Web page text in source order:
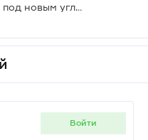
Грантовая поддержка аграриев под новым углом: что изменило новое Постановление КМУ
войти